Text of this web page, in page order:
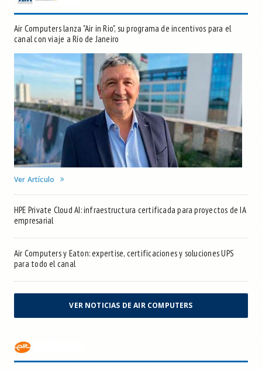
Air Computers lanza "Air in Rio", su programa de incentivos para el
canal con viaje a Río de Janeiro
Ver Artículo
HPE Private Cloud AI: infraestructura certificada para proyectos de IA
empresarial
Air Computers y Eaton: expertise, certificaciones y soluciones UPS
para todo el canal
VER NOTICIAS DE AIR COMPUTERS